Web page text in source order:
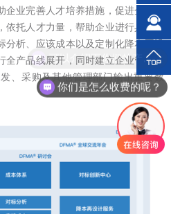
业完善人才培养措施，促进企业人
依托人才力量，帮助企业进行具体项
析、应该成本以及定制化降本再设
产品线展开，同时建立企业管理成
、采购及其他管理部门输出重要数
可以介绍下你们的产品么？
你们是怎么收费的呢？